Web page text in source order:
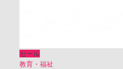
セール
教育・福祉